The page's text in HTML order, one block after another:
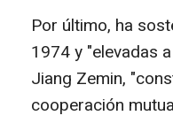
Por último, ha
1974 y "elevadas
Jiang Zemin,
cooperación